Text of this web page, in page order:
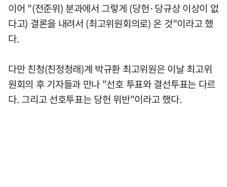
이어 "(전준위) 분과에서 그렇게 (당헌·당규상 이상이 없
다고) 결론을 내려서 (최고위원회의로) 온 것"이라고 했
다.
다만 친청(친정청래)계 박규환 최고위원은 이날 최고위
원회의 후 기자들과 만나 "선호 투표와 결선투표는 다르
다. 그리고 선호투표는 당헌 위반"이라고 했다.